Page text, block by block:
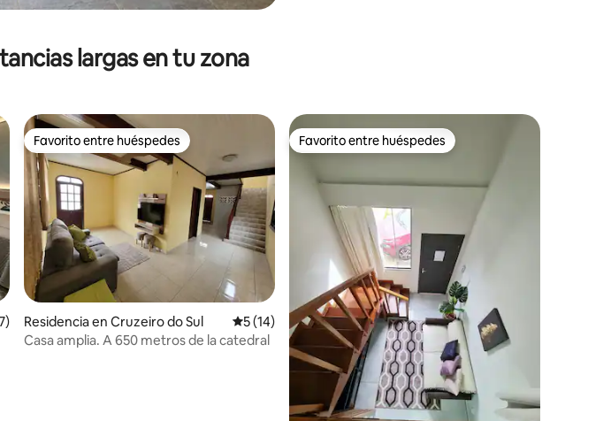
largas en tu zona
promedio: 4.96 de 5; 27 evaluaciones
Favorito entre huéspedes
Favorito entre huéspedes
Residencia en Cruzeiro do Sul Calificación promedio: 5 de 5; 14 evaluaciones
5 (14)
Casa amplia. A 650 metros de la catedral
Favorito entre huéspedes
Favorito entre huéspedes